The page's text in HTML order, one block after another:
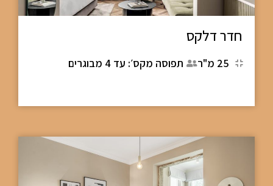
חדר דלקס
25 מ"ר תפוסה מקס׳: עד 4 מבוגרים